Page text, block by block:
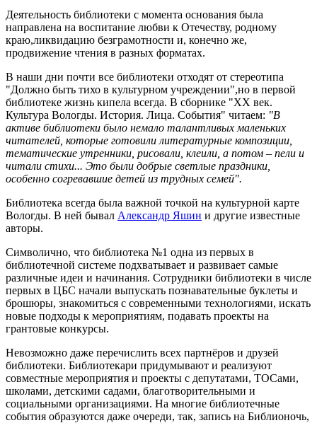
Деятельность библиотеки c момента основания была
направлена на воспитание любви к Отечеству, родному
краю,ликвидацию безграмотности и, конечно же,
продвижение чтения в разных форматах.
В наши дни почти все библиотеки отходят от стереотипа
"Должно быть тихо в культурном учреждении",но в первой
библиотеке жизнь кипела всегда. В сборнике "XX век.
Культура Вологды. История. Лица. События" читаем: "В
активе библиотеки было немало талантливых маленьких
читателей, которые готовили литературные композиции,
тематические утренники, рисовали, клеили, а потом – пели и
читали стихи... Это были добрые светлые праздники,
особенно согревавшие детей из трудных семей".
Библиотека всегда была важной точкой на культурной карте
Вологды. В ней бывал Александр Яшин и другие известные
авторы.
Символично, что библиотека №1 одна из первых в
библиотечной системе подхватывает и развивает самые
различные идеи и начинания. Сотрудники библиотеки в числе
первых в ЦБС начали выпускать познавательные буклеты и
брошюры, знакомиться с современными технологиями, искать
новые подходы к мероприятиям, подавать проекты на
грантовые конкурсы.
Невозможно даже перечислить всех партнёров и друзей
библиотеки. Библиотекари придумывают и реализуют
совместные мероприятия и проекты с депутатами, ТОСами,
школами, детскими садами, благотворительными и
социальными организациями. На многие библиотечные
события образуются даже очереди, так, запись на Библионочь,